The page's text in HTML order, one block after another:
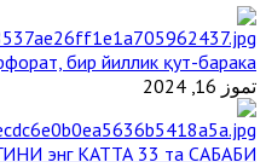
бир йиллик қут-барака
تموز 16, 2024
энг КАТТА 33 та САБАБИ